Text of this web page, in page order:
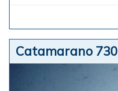
Catamarano 730